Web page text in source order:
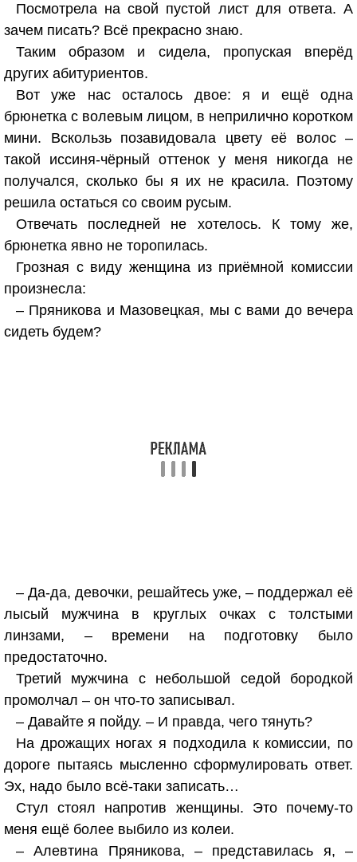
Посмотрела на свой пустой лист для ответа. А
зачем писать? Всё прекрасно знаю.
Таким образом и сидела, пропуская вперёд
других абитуриентов.
Вот уже нас осталось двое: я и ещё одна
брюнетка с волевым лицом, в неприлично коротком
мини. Вскользь позавидовала цвету её волос –
такой иссиня-чёрный оттенок у меня никогда не
получался, сколько бы я их не красила. Поэтому
решила остаться со своим русым.
Отвечать последней не хотелось. К тому же,
брюнетка явно не торопилась.
Грозная с виду женщина из приёмной комиссии
произнесла:
– Пряникова и Мазовецкая, мы с вами до вечера
сидеть будем?
– Да-да, девочки, решайтесь уже, – поддержал её
лысый мужчина в круглых очках с толстыми
линзами, – времени на подготовку было
предостаточно.
Третий мужчина с небольшой седой бородкой
промолчал – он что-то записывал.
– Давайте я пойду. – И правда, чего тянуть?
На дрожащих ногах я подходила к комиссии, по
дороге пытаясь мысленно сформулировать ответ.
Эх, надо было всё-таки записать…
Стул стоял напротив женщины. Это почему-то
меня ещё более выбило из колеи.
– Алевтина Пряникова, – представилась я, –